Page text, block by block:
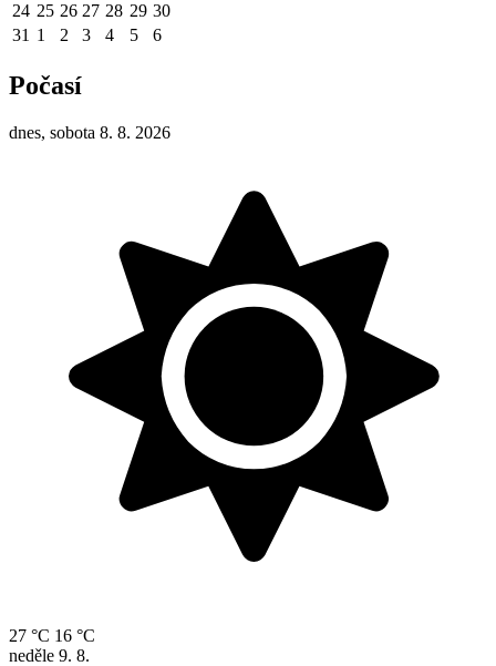
24 25 26 27 28 29 30
31 1 2 3 4 5 6
Počasí
dnes, sobota 8. 8. 2026
27 °C 16 °C
neděle 9. 8.